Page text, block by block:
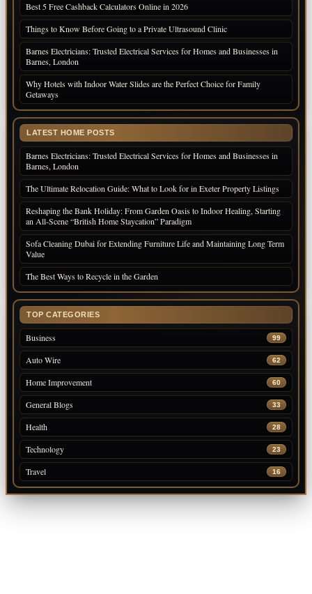
Best 5 Free Cashback Calculators Online in 2026
Things to Know Before Going to a Private Ultrasound Clinic
Barnes Electricians: Trusted Electrical Services for Homes and Businesses in
Barnes, London
Why Hotels with Indoor Water Slides are the Perfect Choice for Family
Getaways
LATEST HOME POSTS
Barnes Electricians: Trusted Electrical Services for Homes and Businesses in
Barnes, London
The Ultimate Relocation Guide: What to Look for in Exeter Property Listings
Reshaping the Bank Holiday: From Garden Oasis to Indoor Healing, Starting
an All-Scene “British Home Staycation” Paradigm
Sofa Cleaning Dubai for Extending Furniture Life and Maintaining Long Term
Value
The Best Ways to Recycle in the Garden
TOP CATEGORIES
Business 99
Auto Wire 62
Home Improvement 60
General Blogs 33
Health 28
Technology 23
Travel 16